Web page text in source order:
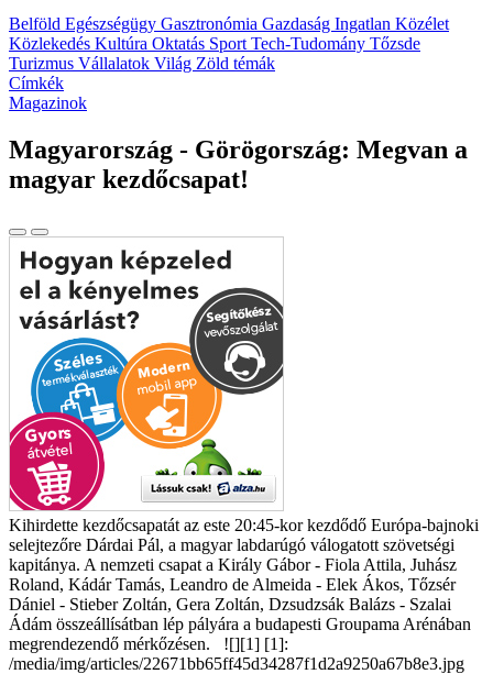
Belföld Egészségügy Gasztronómia Gazdaság Ingatlan Közélet
Közlekedés Kultúra Oktatás Sport Tech-Tudomány Tőzsde
Turizmus Vállalatok Világ Zöld témák
Címkék
Magazinok
Magyarország - Görögország: Megvan a
magyar kezdőcsapat!
Kihirdette kezdőcsapatát az este 20:45-kor kezdődő Európa-bajnoki
selejtezőre Dárdai Pál, a magyar labdarúgó válogatott szövetségi
kapitánya. A nemzeti csapat a Király Gábor - Fiola Attila, Juhász
Roland, Kádár Tamás, Leandro de Almeida - Elek Ákos, Tőzsér
Dániel - Stieber Zoltán, Gera Zoltán, Dzsudzsák Balázs - Szalai
Ádám összeállísátban lép pályára a budapesti Groupama Arénában
megrendezendő mérkőzésen. ![][1] [1]:
/media/img/articles/22671bb65ff45d34287f1d2a9250a67b8e3.jpg